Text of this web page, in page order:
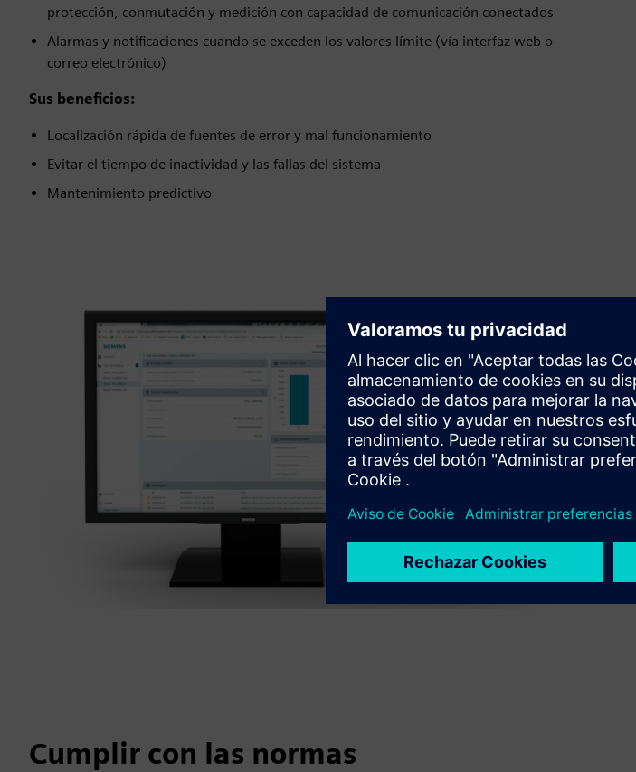
protección, conmutación y medición con capacidad de comunicación conectados
Alarmas y notificaciones cuando se exceden los valores límite (vía interfaz web o
correo electrónico)
Sus beneficios:
Localización rápida de fuentes de error y mal funcionamiento
Evitar el tiempo de inactividad y las fallas del sistema
Mantenimiento predictivo
Cumplir con las normas